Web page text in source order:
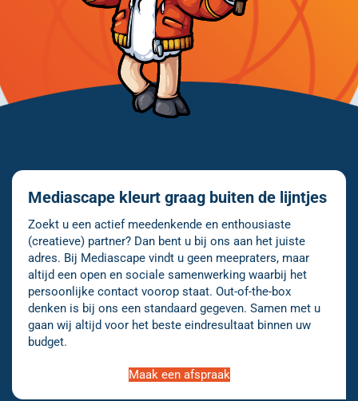
Mediascape kleurt graag buiten de lijntjes
Zoekt u een actief meedenkende en enthousiaste
(creatieve) partner? Dan bent u bij ons aan het juiste
adres. Bij Mediascape vindt u geen meepraters, maar
altijd een open en sociale samenwerking waarbij het
persoonlijke contact voorop staat. Out-of-the-box
denken is bij ons een standaard gegeven. Samen met u
gaan wij altijd voor het beste eindresultaat binnen uw
budget.
Maak een afspraak